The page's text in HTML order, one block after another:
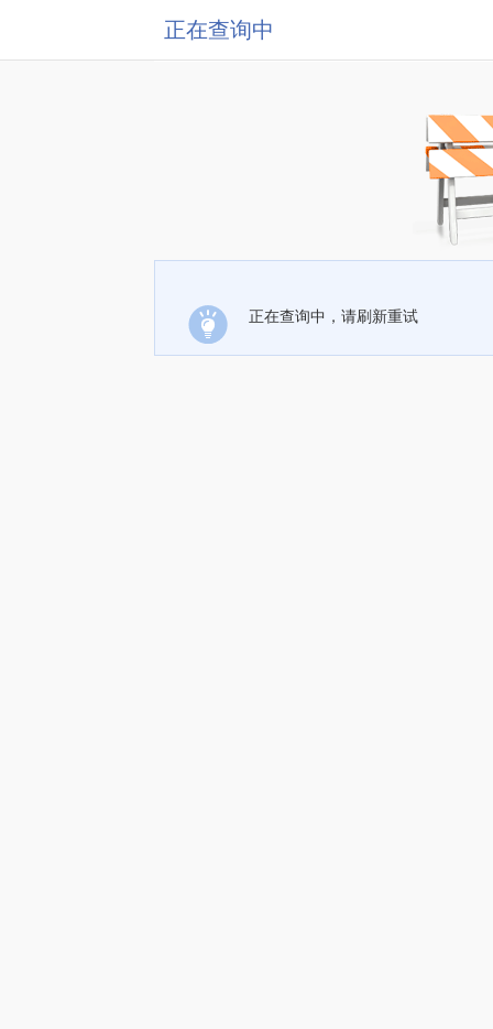
正在查询中
正在查询中，请刷新重试